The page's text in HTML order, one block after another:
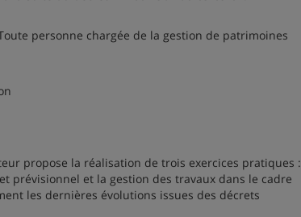
personne chargée de la gestion de patrimoines
propose la réalisation de trois exercices pratiques :
prévisionnel et la gestion des travaux dans le cadre
les dernières évolutions issues des décrets